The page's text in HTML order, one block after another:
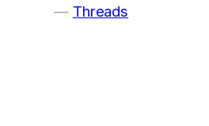
Threads